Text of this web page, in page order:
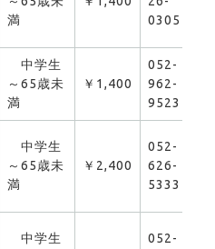
満
0305
中学生
～65歳未
満
￥1,400
052-
962-
9523
中学生
～65歳未
満
￥2,400
052-
626-
5333
中学生
052-